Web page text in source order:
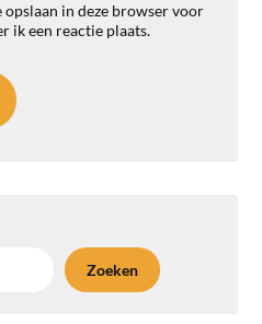
in deze browser voor
ik een reactie plaats.
Zoeken